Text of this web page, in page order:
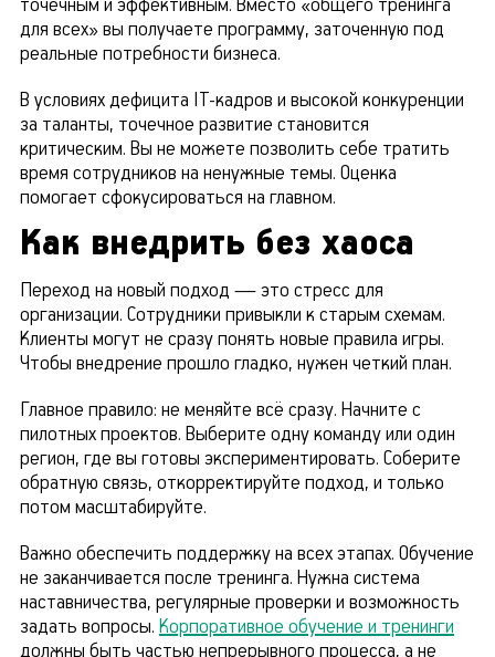
точечным и эффективным. Вместо «общего тренинга
для всех» вы получаете программу, заточенную под
реальные потребности бизнеса.
В условиях дефицита IT-кадров и высокой конкуренции
за таланты, точечное развитие становится
критическим. Вы не можете позволить себе тратить
время сотрудников на ненужные темы. Оценка
помогает сфокусироваться на главном.
Как внедрить без хаоса
Переход на новый подход — это стресс для
организации. Сотрудники привыкли к старым схемам.
Клиенты могут не сразу понять новые правила игры.
Чтобы внедрение прошло гладко, нужен четкий план.
Главное правило: не меняйте всё сразу. Начните с
пилотных проектов. Выберите одну команду или один
регион, где вы готовы экспериментировать. Соберите
обратную связь, откорректируйте подход, и только
потом масштабируйте.
Важно обеспечить поддержку на всех этапах. Обучение
не заканчивается после тренинга. Нужна система
наставничества, регулярные проверки и возможность
задать вопросы. Корпоративное обучение и тренинги
должны быть частью непрерывного процесса, а не